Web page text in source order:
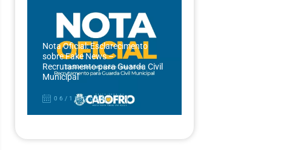
Nota Oficial: Esclarecimento
sobre Fake News –
Recrutamento para Guarda Civil
Municipal
06/12/2024